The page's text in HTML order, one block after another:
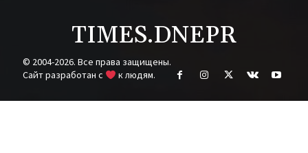
TIMES.DNEPR
© 2004-2026. Все права защищены.
Cайт разработан с
к людям.